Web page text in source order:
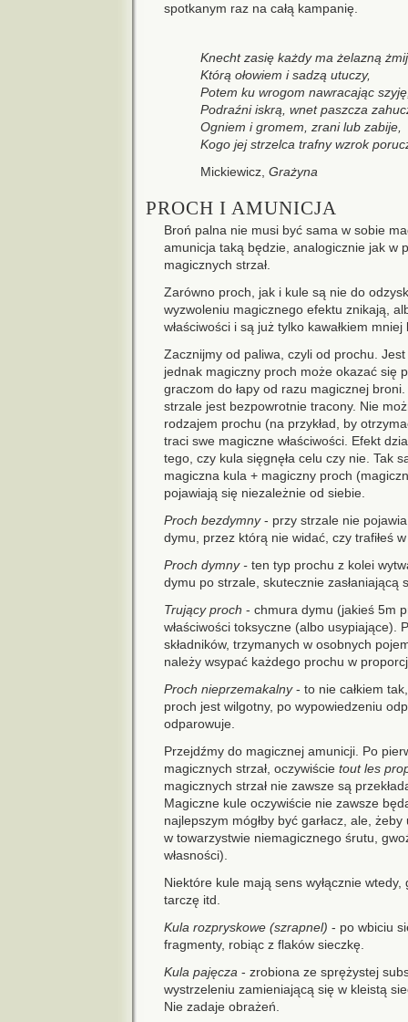
spotkanym raz na całą kampanię.
Knecht zasię każdy ma żelazną
Którą ołowiem i sadzą utuczy,
Potem ku wrogom nawracając
Podraźni iskrą, wnet paszcza
Ogniem i gromem, zrani lub zabije,
Kogo jej strzelca trafny wzrok
Mickiewicz, Grażyna
PROCH I AMUNICJA
Broń palna nie musi być sama w sobie
amunicja taką będzie, analogicznie jak w
magicznych strzał.
Zarówno proch, jak i kule są nie do
wyzwoleniu magicznego efektu znikają,
właściwości i są już tylko kawałkiem
Zacznijmy od paliwa, czyli od prochu.
jednak magiczny proch może okazać się
graczom do łapy od razu magicznej
strzale jest bezpowrotnie tracony. Nie
rodzajem prochu (na przykład, by
traci swe magiczne właściwości. Efekt
tego, czy kula sięgnęła celu czy nie. Tak
magiczna kula + magiczny proch
pojawiają się niezależnie od siebie.
Proch bezdymny- przy strzale nie
dymu, przez którą nie widać, czy trafiłeś
Proch dymny - ten typ prochu z kolei
dymu po strzale, skutecznie zasłaniającą
Trujący proch - chmura dymu (jakieś 5m
właściwości toksyczne (albo usypiające).
składników, trzymanych w osobnych
należy wsypać każdego prochu w
Proch nieprzemakalny- to nie całkiem
proch jest wilgotny, po wypowiedzeniu
odparowuje.
Przejdźmy do magicznej amunicji. Po
magicznych strzał, oczywiście tout les
magicznych strzał nie zawsze są
Magiczne kule oczywiście nie zawsze
najlepszym mógłby być garłacz, ale,
w towarzystwie niemagicznego śrutu,
własności).
Niektóre kule mają sens wyłącznie
tarczę itd.
Kula rozpryskowe (szrapnel) - po wbiciu
fragmenty, robiąc z flaków sieczkę.
Kula pajęcza - zrobiona ze sprężystej
wystrzeleniu zamieniającą się w kleistą
Nie zadaje obrażeń.